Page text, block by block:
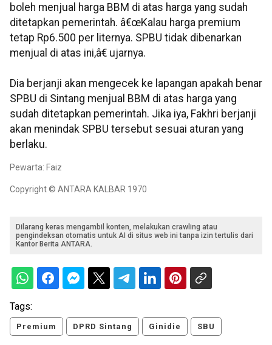
boleh menjual harga BBM di atas harga yang sudah
ditetapkan pemerintah. â€œKalau harga premium
tetap Rp6.500 per liternya. SPBU tidak dibenarkan
menjual di atas ini,â€ ujarnya.
Dia berjanji akan mengecek ke lapangan apakah benar
SPBU di Sintang menjual BBM di atas harga yang
sudah ditetapkan pemerintah. Jika iya, Fakhri berjanji
akan menindak SPBU tersebut sesuai aturan yang
berlaku.
Pewarta: Faiz
Copyright © ANTARA KALBAR 1970
Dilarang keras mengambil konten, melakukan crawling atau
pengindeksan otomatis untuk AI di situs web ini tanpa izin tertulis dari
Kantor Berita ANTARA.
Tags:
Premium DPRD Sintang Ginidie SBU